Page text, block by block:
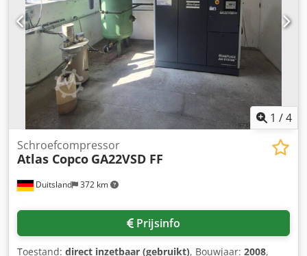
uitrusting • Inclusief tank van 1.000 liter
1 /4
Duitsland 372 km
Schroefcompressor
Atlas Copco GA22VSD FF
Prijsinfo
Toestand: direct inzetbaar (gebruikt), Bouwjaar: 2008,